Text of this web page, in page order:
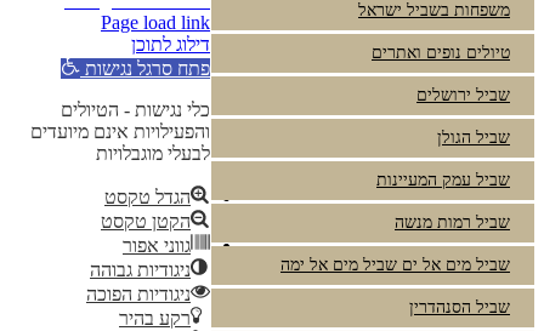
משפחות בשביל ישראל
טיולים נופים ואתרים
שביל ירושלים
שביל הגולן
שביל עמק המעיינות
שביל רמות מנשה
שביל מים אל ים שביל מים אל ימה
שביל הסנהדרין
Page load link
דילוג לתוכן
פתח סרגל נגישות
כלי נגישות - הטיולים
והפעילויות אינם מיועדים
לבעלי מוגבלויות
הגדל טקסט
הקטן טקסט
גווני אפור
ניגודיות גבוהה
ניגודיות הפוכה
רקע בהיר